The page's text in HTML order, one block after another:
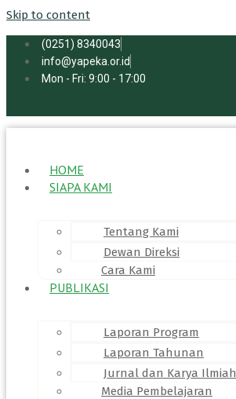
Skip to content
(0251) 8340043
info@yapeka.or.id
Mon - Fri: 9:00 - 17:00
HOME
SIAPA KAMI
Tentang Kami
Dewan Direksi
Cara Kami
PUBLIKASI
Laporan Program
Laporan Tahunan
Jurnal dan Karya Ilmiah
Media Pembelajaran